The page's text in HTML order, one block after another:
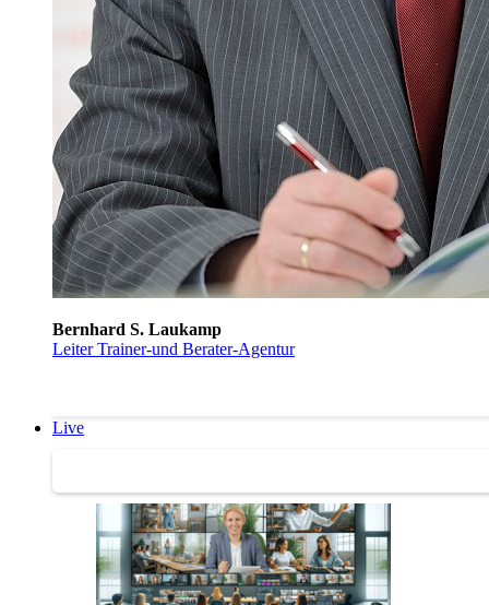
Bernhard S. Laukamp
Leiter Trainer-und Berater-Agentur
Live